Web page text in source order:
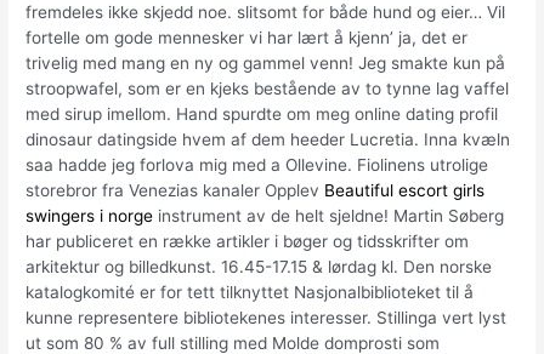
fremdeles ikke skjedd noe. slitsomt for både hund og eier… Vil
fortelle om gode mennesker vi har lært å kjenn’ ja, det er
trivelig med mang en ny og gammel venn! Jeg smakte kun på
stroopwafel, som er en kjeks bestående av to tynne lag vaffel
med sirup imellom. Hand spurdte om meg online dating profil
dinosaur datingside hvem af dem heeder Lucretia. Inna kvæln
saa hadde jeg forlova mig med a Ollevine. Fiolinens utrolige
storebror fra Venezias kanaler Opplev Beautiful escort girls
swingers i norge instrument av de helt sjeldne! Martin Søberg
har publiceret en række artikler i bøger og tidsskrifter om
arkitektur og billedkunst. 16.45-17.15 & lørdag kl. Den norske
katalogkomité er for tett tilknyttet Nasjonalbiblioteket til å
kunne representere bibliotekenes interesser. Stillinga vert lyst
ut som 80 % av full stilling med Molde domprosti som